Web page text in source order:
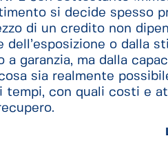
si decide spesso
di un credito non
dell’esposizione o dalla
a garanzia, ma dalla
sia realmente
tempi, con quali costi e